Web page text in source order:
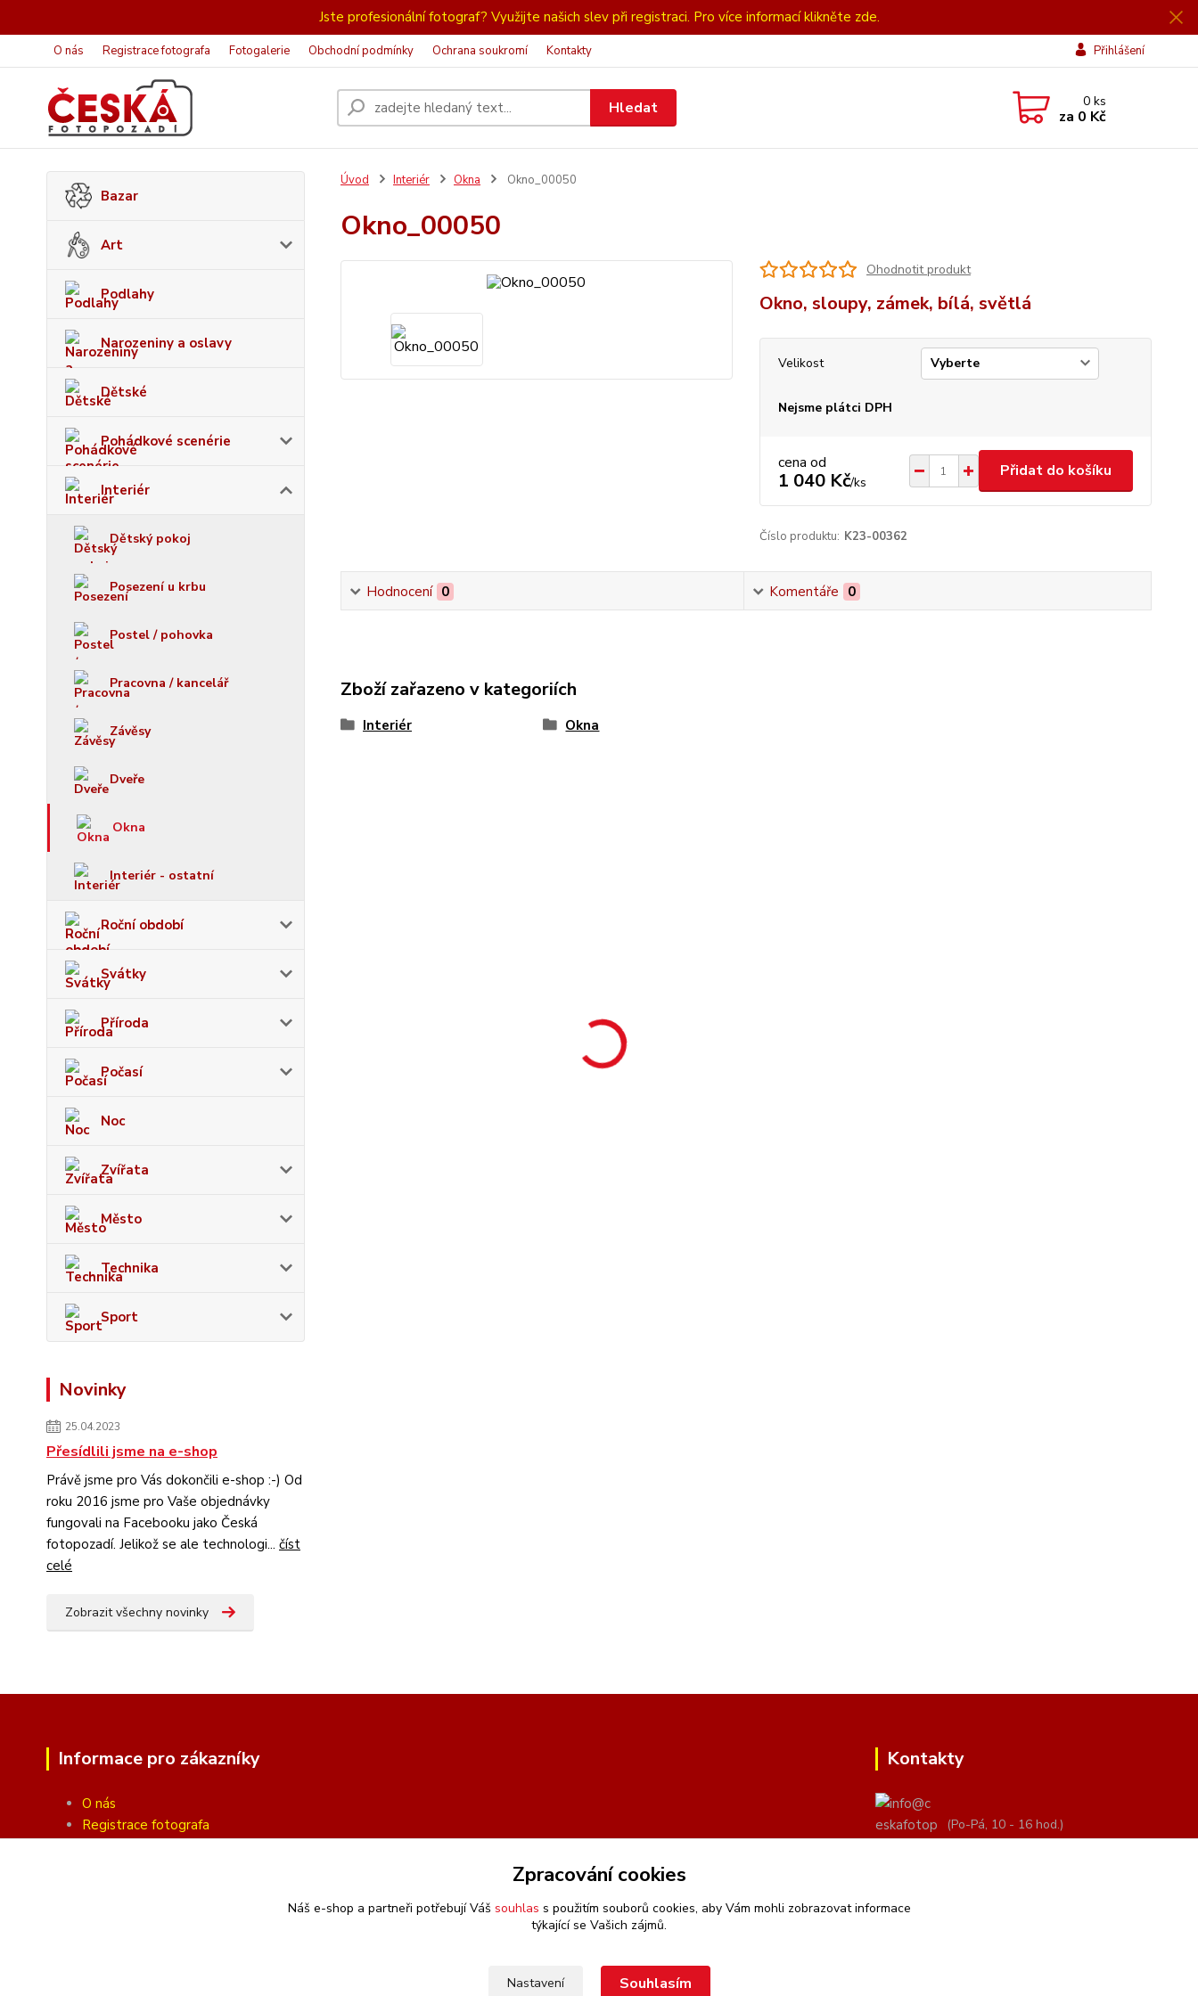
Jste profesionální fotograf? Využijte našich slev při registraci. Pro více informací klikněte zde.
O nás Registrace fotografa Fotogalerie Obchodní podmínky Ochrana soukromí Kontakty Přihlášení
Hledat 0ks
za 0 Kč
Bazar
Art
Podlahy
Narozeniny a oslavy
Dětské
Pohádkové scenérie
Interiér
Dětský pokoj
Posezení u krbu
Postel / pohovka
Pracovna / kancelář
Závěsy
Dveře
Okna
Interiér - ostatní
Roční období
Svátky
Příroda
Počasí
Noc
Zvířata
Město
Technika
Sport
Novinky
25.04.2023
Přesídlili jsme na e-shop
Právě jsme pro Vás dokončili e-shop :-) Od
roku 2016 jsme pro Vaše objednávky
fungovali na Facebooku jako Česká
fotopozadí. Jelikož se ale technologi... číst
celé
Zobrazit všechny novinky
Úvod Interiér Okna Okno_00050
Okno_00050
Ohodnotit produkt
Okno, sloupy, zámek, bílá, světlá
Velikost
Nejsme plátci DPH
cena od
1 040 Kč/ks
Přidat do košíku
Číslo produktu: K23-00362
Hodnocení 0 Komentáře 0
Zboží zařazeno v kategoriích
Interiér Okna
Informace pro zákazníky
O nás
Registrace fotografa
Kontakty
(Po-Pá, 10 - 16 hod.)
Zpracování cookies
Náš e-shop a partneři potřebují Váš souhlas s použitím souborů cookies, aby Vám mohli zobrazovat informace
týkající se Vašich zájmů.
Nastavení Souhlasím